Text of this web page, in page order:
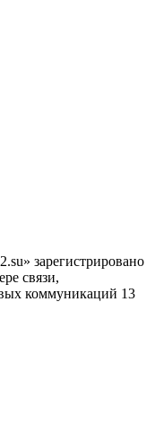
зарегистрировано
связи,
коммуникаций 13